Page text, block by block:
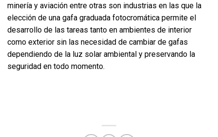
minería y aviación entre otras son industrias en las que la
elección de una gafa graduada fotocromática permite el
desarrollo de las tareas tanto en ambientes de interior
como exterior sin las necesidad de cambiar de gafas
dependiendo de la luz solar ambiental y preservando la
seguridad en todo momento.